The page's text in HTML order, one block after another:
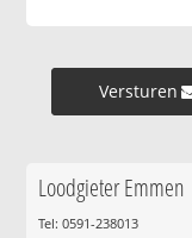
Versturen »
Loodgieter Emmen
Tel: 0591-238013